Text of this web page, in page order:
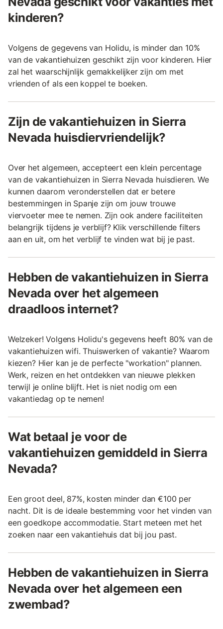
kinderen?
Volgens de gegevens van Holidu, is minder dan 10%
van de vakantiehuizen geschikt zijn voor kinderen. Hier
zal het waarschijnlijk gemakkelijker zijn om met
vrienden of als een koppel te boeken.
Zijn de vakantiehuizen in Sierra
Nevada huisdiervriendelijk?
Over het algemeen, accepteert een klein percentage
van de vakantiehuizen in Sierra Nevada huisdieren. We
kunnen daarom veronderstellen dat er betere
bestemmingen in Spanje zijn om jouw trouwe
viervoeter mee te nemen. Zijn ook andere faciliteiten
belangrijk tijdens je verblijf? Klik verschillende filters
aan en uit, om het verblijf te vinden wat bij je past.
Hebben de vakantiehuizen in Sierra
Nevada over het algemeen
draadloos internet?
Welzeker! Volgens Holidu's gegevens heeft 80% van de
vakantiehuizen wifi. Thuiswerken of vakantie? Waarom
kiezen? Hier kan je de perfecte "workation" plannen.
Werk, reizen en het ontdekken van nieuwe plekken
terwijl je online blijft. Het is niet nodig om een
vakantiedag op te nemen!
Wat betaal je voor de
vakantiehuizen gemiddeld in Sierra
Nevada?
Een groot deel, 87%, kosten minder dan €100 per
nacht. Dit is de ideale bestemming voor het vinden van
een goedkope accommodatie. Start meteen met het
zoeken naar een vakantiehuis dat bij jou past.
Hebben de vakantiehuizen in Sierra
Nevada over het algemeen een
zwembad?